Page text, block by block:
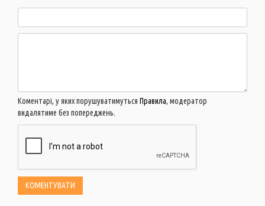
Коментарі, у яких порушуватимуться Правила, модератор
видалятиме без попереджень.